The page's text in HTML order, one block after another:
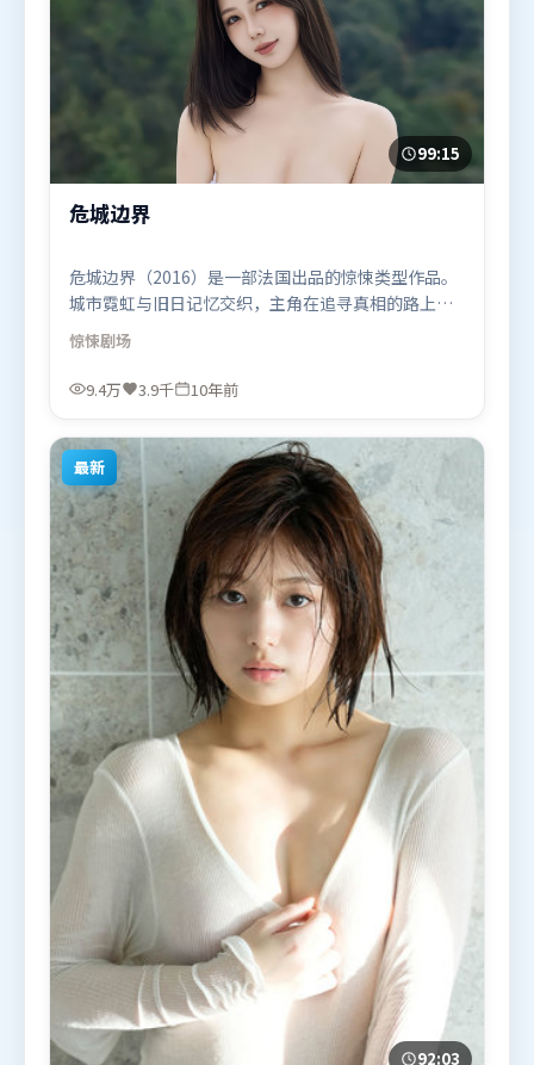
99:15
危城边界
危城边界（2016）是一部法国出品的惊悚类型作品。
城市霓虹与旧日记忆交织，主角在追寻真相的路上不
断付出代价。视听风格统一而富有实验感，配乐与画
面情绪贴合。由吕克·贝松执导，咏梅、谭卓、杨
紫，朱一龙、段奕宏、廖凡等联袂出演。影片于2016
悚题材的观众观看。
惊悚剧场
9.4万 3.9千 10年前
最新
92:03